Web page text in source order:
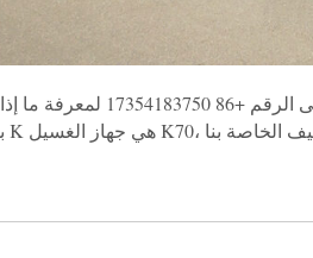
لست متأكدًا مما إذا كان جهاز الغسيل